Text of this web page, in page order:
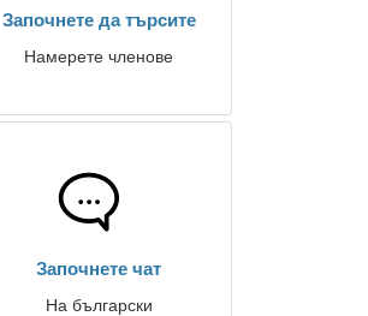
Започнете да търсите
Намерете членове
Започнете чат
На български